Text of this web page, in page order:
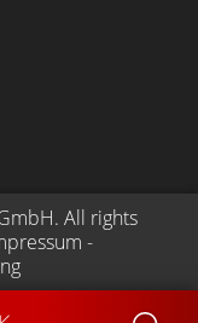
. All rights
-